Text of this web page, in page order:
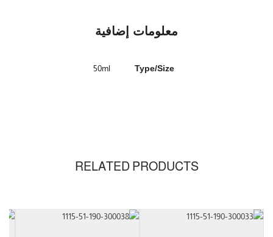
معلومات إضافية
Type/Size
50ml
RELATED PRODUCTS